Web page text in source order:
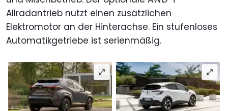
Allradantrieb nutzt einen zusätzlichen
Elektromotor an der Hinterachse. Ein stufenloses
Automatikgetriebe ist serienmäßig.